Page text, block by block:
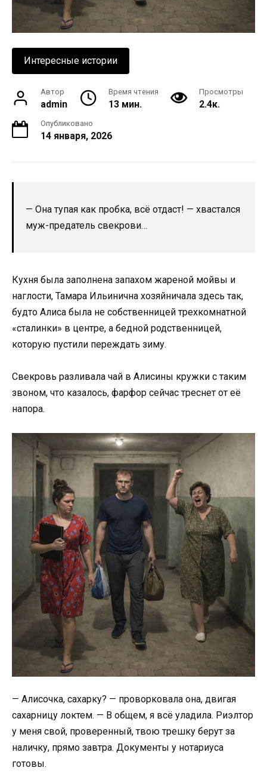
Интересные истории
Автор
admin
Время чтения
13 мин.
Просмотры
2.4к.
Опубликовано
14 января, 2026
— Она тупая как пробка, всё отдаст! — хвастался
муж-предатель свекрови…
Кухня была заполнена запахом жареной мойвы и
наглости, Тамара Ильинична хозяйничала здесь так,
будто Алиса была не собственницей трехкомнатной
«сталинки» в центре, а бедной родственницей,
которую пустили переждать зиму.
Свекровь разливала чай в Алисины кружки с таким
звоном, что казалось, фарфор сейчас треснет от её
напора.
— Алисочка, сахарку? — проворковала она, двигая
сахарницу локтем. — В общем, я всё уладила. Риэлтор
у меня свой, проверенный, твою трешку берут за
наличку, прямо завтра. Документы у нотариуса
готовы.